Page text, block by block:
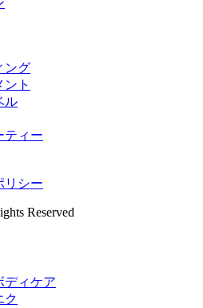
ング
ト
ル
ティー
リシー
Reserved
ディケア
ク